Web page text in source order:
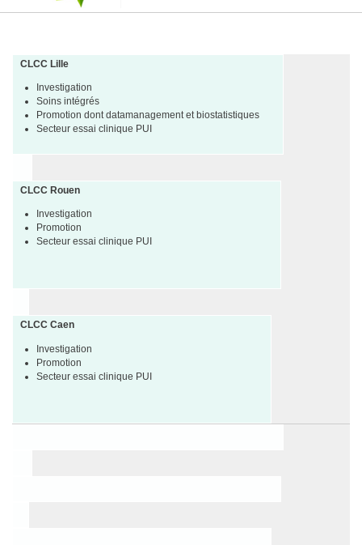
CLCC Lille
Investigation
Soins intégrés
Promotion dont datamanagement et biostatistiques
Secteur essai clinique PUI
CLCC Rouen
Investigation
Promotion
Secteur essai clinique PUI
CLCC Caen
Investigation
Promotion
Secteur essai clinique PUI